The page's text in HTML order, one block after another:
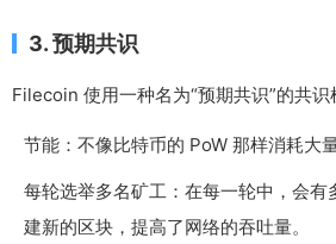
3. 预期共识
Filecoin 使用一种名为“预期共识”的共识
节能：不像比特币的 PoW 那样消耗大量
每轮选举多名矿工：在每一轮中，会有
建新的区块，提高了网络的吞吐量。